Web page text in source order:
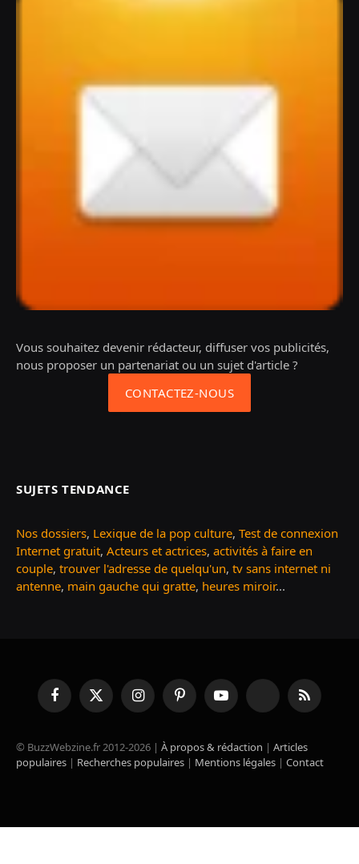
Vous souhaitez devenir rédacteur, diffuser vos publicités,
nous proposer un partenariat ou un sujet d'article ?
CONTACTEZ-NOUS
SUJETS TENDANCE
Nos dossiers, Lexique de la pop culture, Test de connexion
Internet gratuit, Acteurs et actrices, activités à faire en
couple, trouver l'adresse de quelqu'un, tv sans internet ni
antenne, main gauche qui gratte, heures miroir...
FacebookX
(Twitter)
InstagramPinterestYouTube TikTok RSS
© BuzzWebzine.fr 2012-2026 | À propos & rédaction | Articles
populaires | Recherches populaires | Mentions légales | Contact